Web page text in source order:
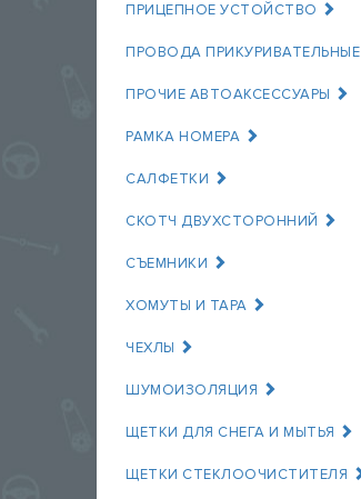
ПРИЦЕПНОЕ УСТОЙСТВО
ПРОВОДА ПРИКУРИВАТЕЛЬНЫЕ
ПРОЧИЕ АВТОАКСЕССУАРЫ
РАМКА НОМЕРА
САЛФЕТКИ
СКОТЧ ДВУХСТОРОННИЙ
СЪЕМНИКИ
ХОМУТЫ И ТАРА
ЧЕХЛЫ
ШУМОИЗОЛЯЦИЯ
ЩЕТКИ ДЛЯ СНЕГА И МЫТЬЯ
ЩЕТКИ СТЕКЛООЧИСТИТЕЛЯ